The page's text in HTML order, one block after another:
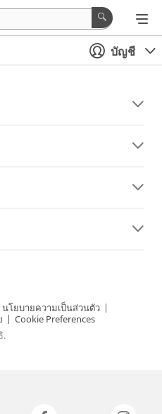
บัญชี
นโยบายความเป็นส่วนตัว |
| Cookie Preferences
.